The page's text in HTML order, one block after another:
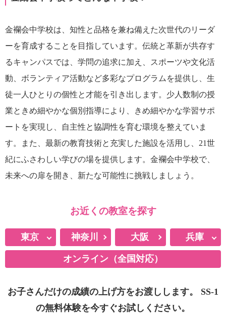
金襴会中学校は、知性と品格を兼ね備えた次世代のリーダ
ーを育成することを目指しています。伝統と革新が共存す
るキャンパスでは、学問の追求に加え、スポーツや文化活
動、ボランティア活動など多彩なプログラムを提供し、生
徒一人ひとりの個性と才能を引き出します。少人数制の授
業ときめ細やかな個別指導により、きめ細やかな学習サポ
ートを実現し、自主性と協調性を育む環境を整えていま
す。また、最新の教育技術と充実した施設を活用し、21世
紀にふさわしい学びの場を提供します。金襴会中学校で、
未来への扉を開き、新たな可能性に挑戦しましょう。
お近くの教室を探す
東京
白金台
神奈川 大阪 兵庫
オンライン（全国対応）
お子さんだけの成績の上げ方をお渡しします。
SS-1
の無料体験を今すぐお試しください。